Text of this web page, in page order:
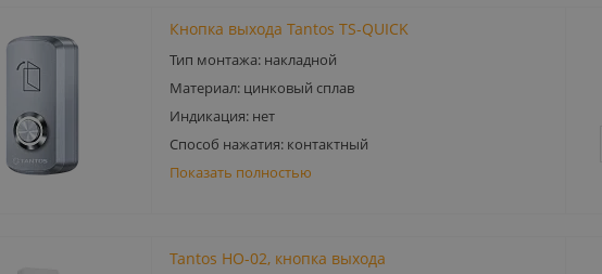
Кнопка выхода Tantos TS-QUICK
Тип монтажа: накладной
Материал: цинковый сплав
Индикация: нет
Способ нажатия: контактный
Показать полностью
Tantos HO-02, кнопка выхода